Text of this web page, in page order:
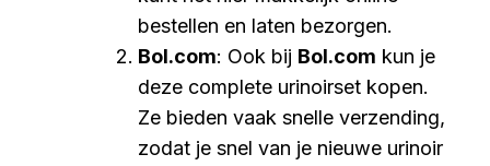
bestellen en laten bezorgen.
Bol.com: Ook bij Bol.com kun je
deze complete urinoirset kopen.
Ze bieden vaak snelle verzending,
zodat je snel van je nieuwe urinoir